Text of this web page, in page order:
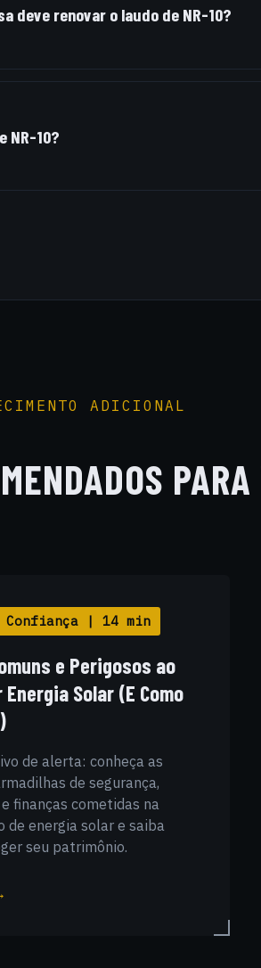
deve renovar o laudo de NR-10?
para a vistoria técnica e
NR-10?
diagramas unifilares,
ADICIONAL
PARA
Confiança | 14 min
e Perigosos ao
Solar (E Como
de alerta: conheça as
de segurança,
finanças cometidas na
de energia solar e saiba
seu patrimônio.